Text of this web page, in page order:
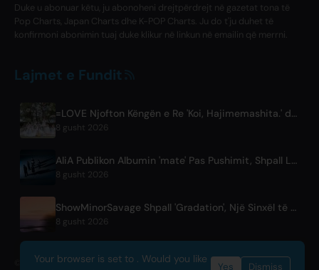
Duke u abonuar këtu, ju abonoheni drejtpërdrejt në gazetat tona të
Pop Charts, Japan Charts dhe K-POP Charts. Ju do t'ju duhet të
konfirmoni abonimin tuaj duke klikur në linkun në emailin që merrni.
Lajmet e Fundit
=LOVE Njofton Këngën e Re 'Koi, Hajimemashita.' dhe Koncerte në Tokyo Dome
8 gusht 2026
AliA Publikon Albumin 'mate' Pas Pushimit, Shpall Live në Tokio
8 gusht 2026
ShowMinorSavage Shpall 'Gradation', Një Sinxël të Ri Digjital
8 gusht 2026
© 2026 OnlyHit. All rights reserved. - Metadata provided byACRCloud
Your browser is set to . Would you like
Yes Dismiss